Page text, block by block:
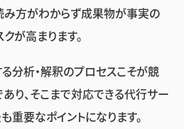
み方がわからず成果物が事実の
が高まります。
分析・解釈のプロセスこそが競
り、そこまで対応できる代行サー
重要なポイントになります。